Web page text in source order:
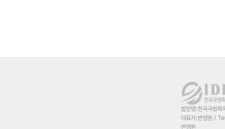
법인명:한국국방
대표자:변영환 /
변영환